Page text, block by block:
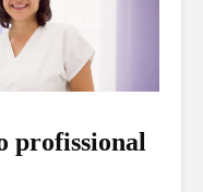
profissional